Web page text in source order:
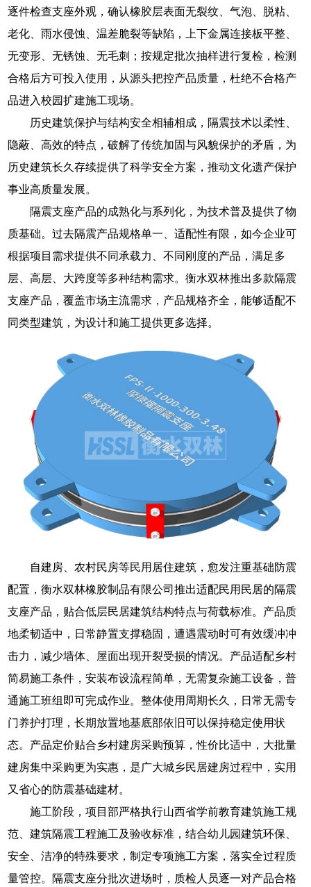
逐件检查支座外观，确认橡胶层表面无裂纹、气泡、脱粘、
老化、雨水侵蚀、温差脆裂等缺陷，上下金属连接板平整、
无变形、无锈蚀、无毛刺；按规定批次抽样进行复检，检测
合格后方可投入使用，从源头把控产品质量，杜绝不合格产
品进入校园扩建施工现场。
历史建筑保护与结构安全相辅相成，隔震技术以柔性、
隐蔽、高效的特点，破解了传统加固与风貌保护的矛盾，为
历史建筑长久存续提供了科学安全方案，推动文化遗产保护
事业高质量发展。
隔震支座产品的成熟化与系列化，为技术普及提供了物
质基础。过去隔震产品规格单一、适配性有限，如今企业可
根据项目需求提供不同承载力、不同刚度的产品，满足多
层、高层、大跨度等多种结构需求。衡水双林推出多款隔震
支座产品，覆盖市场主流需求，产品规格齐全，能够适配不
同类型建筑，为设计和施工提供更多选择。
自建房、农村民房等民用居住建筑，愈发注重基础防震
配置，衡水双林橡胶制品有限公司推出适配民用民居的隔震
支座产品，贴合低层民居建筑结构特点与荷载标准。产品质
地柔韧适中，日常静置支撑稳固，遭遇震动时可有效缓冲冲
击力，减少墙体、屋面出现开裂受损的情况。产品适配乡村
简易施工条件，安装布设流程简单，无需复杂施工设备，普
通施工班组即可完成作业。整体使用周期长久，日常无需专
门养护打理，长期放置地基底部依旧可以保持稳定使用状
态。产品定价贴合乡村建房采购预算，性价比适中，大批量
建房集中采购更为实惠，是广大城乡民居建房过程中，实用
又省心的防震基础建材。
施工阶段，项目部严格执行山西省学前教育建筑施工规
范、建筑隔震工程施工及验收标准，结合幼儿园建筑环保、
安全、洁净的特殊要求，制定专项施工方案，落实全过程质
量管控。隔震支座分批次进场时，质检人员逐一对产品合格